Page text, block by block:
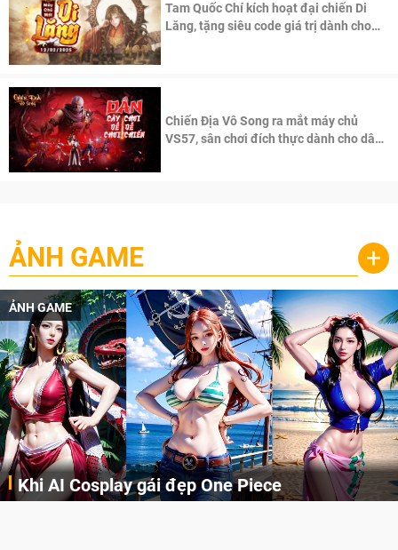
Tam Quốc Chí kích hoạt đại chiến Di
Lăng, tặng siêu code giá trị dành cho
Chiến Địa Vô Song ra mắt máy chủ
VS57, sân chơi đích thực dành cho dân
ẢNH GAME +
ẢNH GAME
Cosplay Xiangling siêu cute